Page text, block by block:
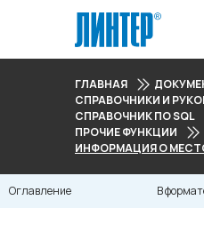
ГЛАВНАЯ
СПРАВОЧНИКИ И
СПРАВОЧНИК ПО SQL
ПРОЧИЕ ФУНКЦИИ
ИНФОРМАЦИЯ О
Оглавление В